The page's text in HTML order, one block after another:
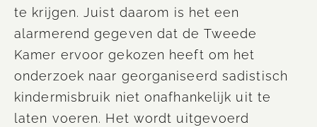
te krijgen. Juist daarom is het een
alarmerend gegeven dat de Tweede
Kamer ervoor gekozen heeft om het
onderzoek naar georganiseerd sadistisch
kindermisbruik niet onafhankelijk uit te
laten voeren. Het wordt uitgevoerd